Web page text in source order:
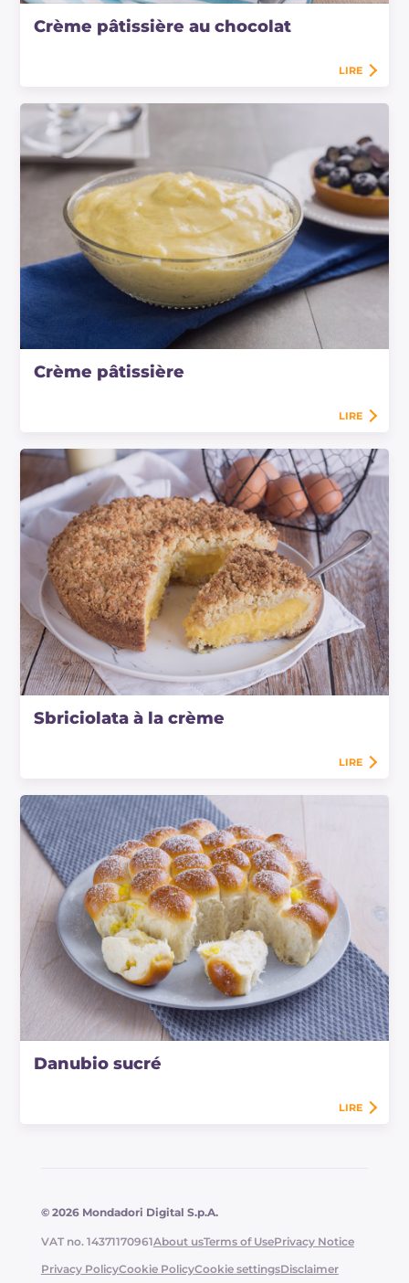
Crème pâtissière au chocolat
LIRE
Crème pâtissière
LIRE
Sbriciolata à la crème
LIRE
Danubio sucré
LIRE
© 2026 Mondadori Digital S.p.A.
VAT no. 14371170961About usTerms of UsePrivacy Notice
Privacy PolicyCookie PolicyCookie settingsDisclaimer